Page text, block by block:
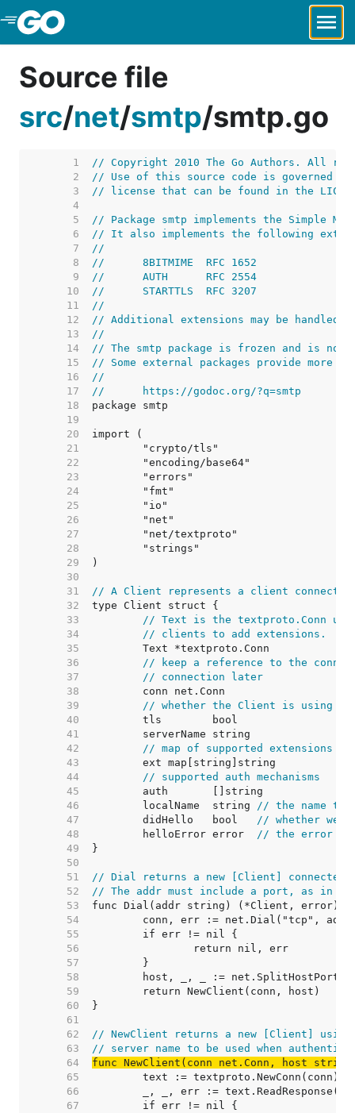
Skip to Main Content
Source file
src/net/smtp/smtp.go
     1
// Copyright 2010 The Go Authors. All
     2
// Use of this source code is governed by
     3
// license that can be found in the
     4
     5
// Package smtp implements the Simple
     6
// It also implements the following
     7
//
     8
//	8BITMIME  RFC 1652
     9
//	AUTH      RFC 2554
    10
//	STARTTLS  RFC 3207
    11
//
    12
// Additional extensions may be handled
    13
//
    14
// The smtp package is frozen and is not
    15
// Some external packages provide more
    16
//
    17
//	https://godoc.org/?q=smtp
    18
    19
    20
    21
    22
    23
    24
    25
    26
    27
    28
    29
    30
    31
// A Client represents a client
    32
    33
// Text is the textproto.Conn
    34
// clients to add extensions.
    35
    36
// keep a reference to the
    37
// connection later
    38
    39
// whether the Client is using
    40
    41
    42
// map of supported extensions
    43
    44
// supported auth mechanisms
    45
    46
	localName  string
// the name to
    47
	didHello   bool
// whether we've
    48
	helloError error
// the error
    49
    50
    51
// Dial returns a new [Client] connected
    52
// The addr must include a port, as in
    53
    54
    55
    56
    57
    58
    59
    60
    61
    62
// NewClient returns a new [Client]
    63
// server name to be used when
    64
func NewClient(conn net.Conn, host
    65
    66
    67